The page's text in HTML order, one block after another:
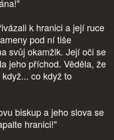
k hranici a její ruce
pod ní tiše
svůj okamžik. Její oči se
jeho příchod. Věděla, že
co když to
biskup a jeho slova se
hranici!"